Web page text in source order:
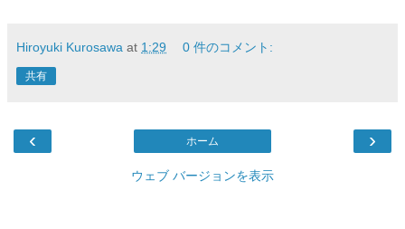
Hiroyuki Kurosawa at 1:29 0 件のコメント:
共有
‹ ›
ホーム
ウェブ バージョンを表示